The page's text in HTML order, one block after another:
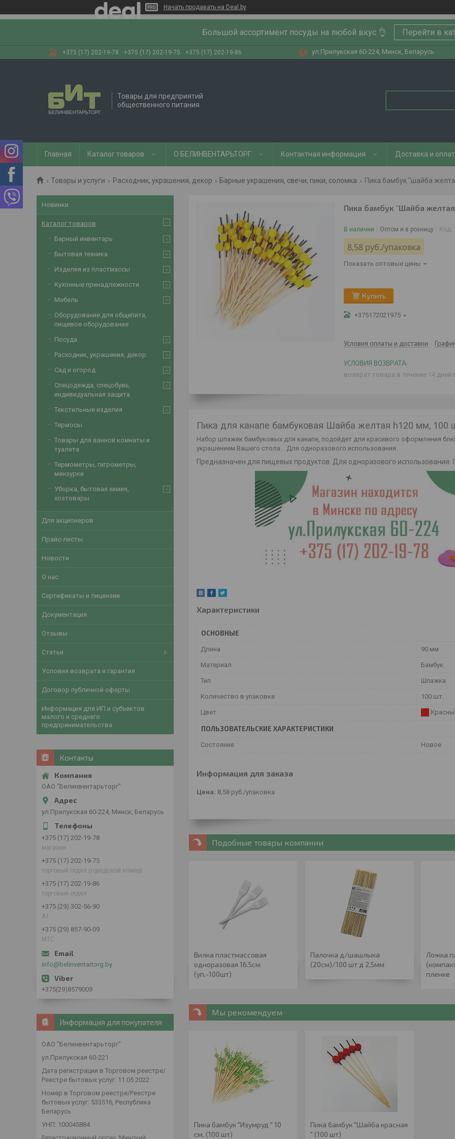
Начать продавать на Deal.by
Большой ассортимент посуды на любой вкус 👌 Перейти в
+375 (17) 202-19-78 +375 (17) 202-19-75 +375 (17) 202-19-86 ул.Прилукская 60-224, Минск, Беларусь
Товары для предприятий
общественного питания
Главная Каталог товаров О БЕЛИНВЕНТАРЬТОРГ Контактная информация Доставка и
Товары и услуги Расходник, украшения, декор Барные украшения, свечи, пики, соломка Пика бамбук "шайба
Пика бамбук "Шайба
В наличии Оптом и в розницу Код:
8,58 руб./упаковка
Показать оптовые цены
Купить
+375172021975
Условия оплаты и доставки
возврат товара в течение 14 дней
Пика для канапе бамбуковая Шайба желтая h120 мм, 100
Набор шпажек бамбуковых для канапе, подойдет для красивого оформления
украшением Вашего стола. . Для одноразового использования.
Предназначен для пищевых продуктов. Для одноразового использования.
Характеристики
ОСНОВНЫЕ
Длина 90 мм
Материал Бамбук
Тип Шпажка
Количество в упаковке 100 шт.
Цвет
ПОЛЬЗОВАТЕЛЬСКИЕ ХАРАКТЕРИСТИКИ
Состояние Новое
Информация для заказа
Цена: 8,58 руб. /упаковка
Подобные товары компании
Вилка пластмассовая
одноразовая 16.5см
(уп.-100шт)
Палочка д/шашлыка
(20см)/100 шт д 2,5мм
Ложка
пленке
Мы рекомендуем
Пика бамбук "Изумруд " 10
см, (100 шт)
Пика бамбук "Шайба красная
" (100 шт)
Новинки
Каталог товаров
Барный инвентарь
Бытовая техника
Изделия из пластмассы
Кухонные принадлежности
Мебель
Оборудование для общепита,
пищевое оборудование
Посуда
Расходник, украшения, декор
Сад и огород
Спецодежда, спецобувь,
индивидуальная защита
Текстильные изделия
Термосы
Товары для ванной комнаты и
туалета
Термометры, гигрометры,
мензурки
Уборка, бытовая химия,
хозтовары
Для акционеров
Прайс-листы
Новости
О нас
Сертификаты и лицензии
Документация
Отзывы
Статьи
Условия возврата и гарантия
Договор публичной оферты
Информация для ИП и субъектов
малого и среднего
предпринимательства
Контакты
ОАО "Белинвентарьторг"
ул.Прилукская 60-224, Минск, Беларусь
+375 (17) 202-19-78
магазин
+375 (17) 202-19-75
торговый отдел (городской номер)
+375 (17) 202-19-86
торговый отдел
+375 (29) 302-56-90
А1
+375 (29) 857-90-09
МТС
info@belinventartorg.by
+375(29)8579009
Информация для покупателя
ОАО "Белинвентарьторг"
ул.Прилукская 60-221
Дата регистрации в Торговом реестре/
Реестре бытовых услуг: 11.05.2022
Номер в Торговом реестре/Реестре
бытовых услуг: 533516, Республика
Беларусь
УНП: 100045884